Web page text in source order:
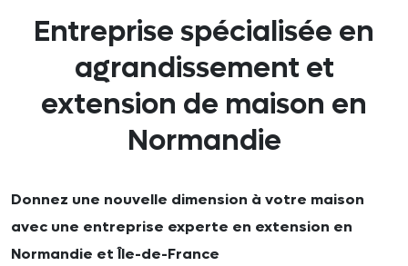
Entreprise spécialisée en
agrandissement et
extension de maison en
Normandie
Donnez une nouvelle dimension à votre maison
avec une entreprise experte en extension en
Normandie et Île-de-France